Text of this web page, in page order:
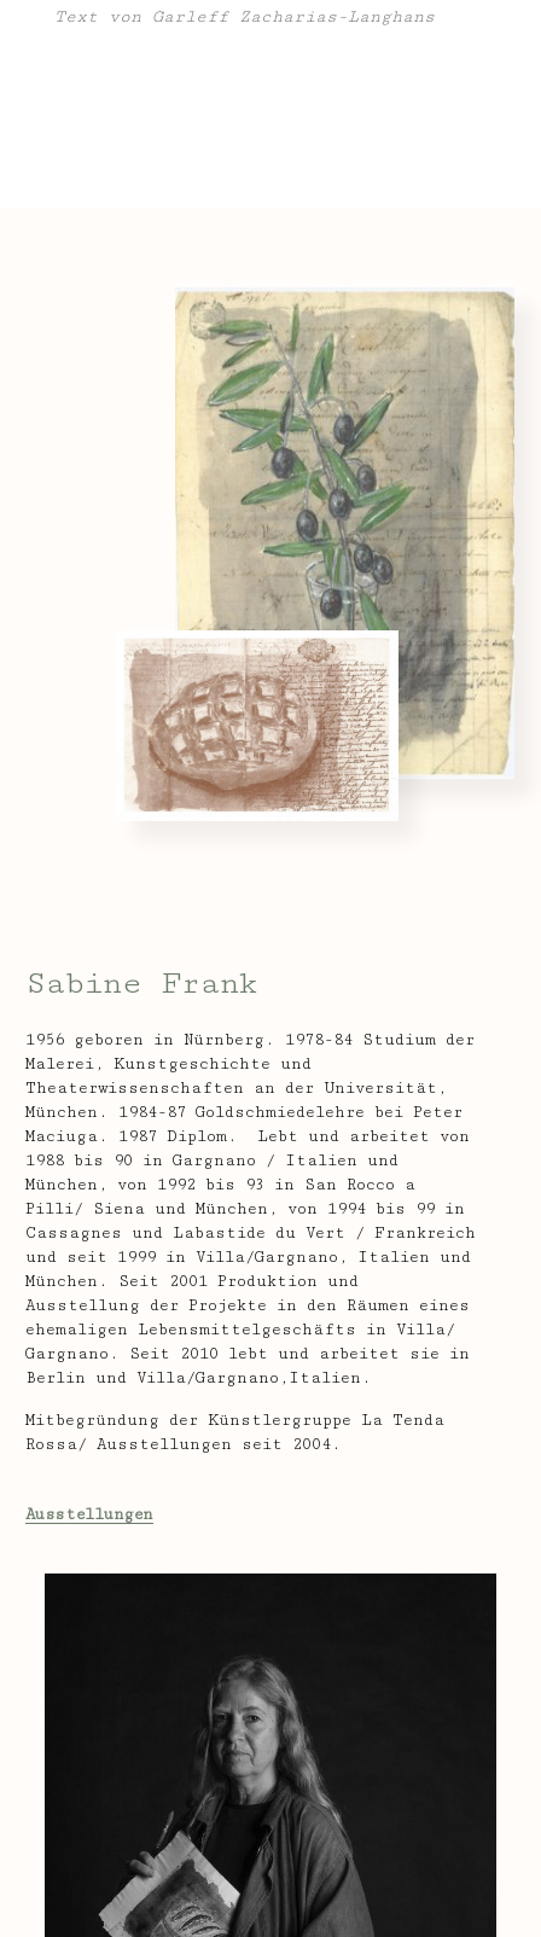
Text von Garleff Zacharias-Langhans
Sabine Frank
1956 geboren in Nürnberg. 1978-84 Studium der
Malerei, Kunstgeschichte und
Theaterwissenschaften an der Universität,
München. 1984-87 Goldschmiedelehre bei Peter
Maciuga. 1987 Diplom.
Lebt und arbeitet von
1988 bis 90 in Gargnano / Italien und
München, von 1992 bis 93 in San Rocco a
Pilli/ Siena und München, von 1994 bis 99 in
Cassagnes und Labastide du Vert / Frankreich
und seit 1999 in Villa/Gargnano, Italien und
München. Seit 2001 Produktion und
Ausstellung der Projekte in den Räumen eines
ehemaligen Lebensmittelgeschäfts in Villa/
Gargnano. Seit 2010 lebt und arbeitet sie in
Berlin und Villa/Gargnano,Italien.
Mitbegründung der Künstlergruppe La Tenda
Rossa/ Ausstellungen seit 2004.
Ausstellungen